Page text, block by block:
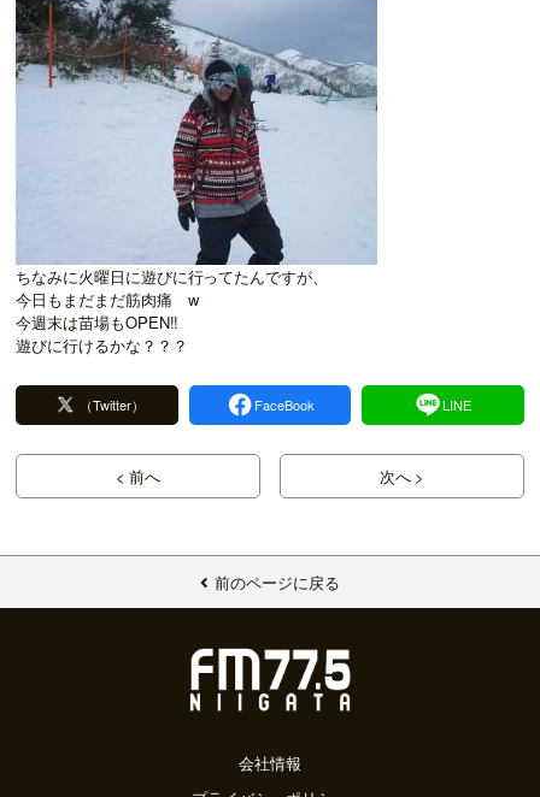
ちなみに火曜日に遊びに行ってたんですが、
今日もまだまだ筋肉痛 w
今週末は苗場もOPEN!!
遊びに行けるかな？？？
（Twitter） FaceBook LINE
< 前へ 次へ >
前のページに戻る
会社情報